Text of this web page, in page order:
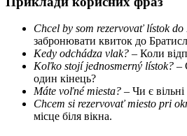
Chcel by som rezervovať lístok do
забронювати квиток до
Kedy odchádza vlak? – Коли
Koľko stojí jednosmerný lístok? –
один кінець?
Máte voľné miesta? – Чи є вільні
Chcem si rezervovať miesto pri
місце біля вікна.